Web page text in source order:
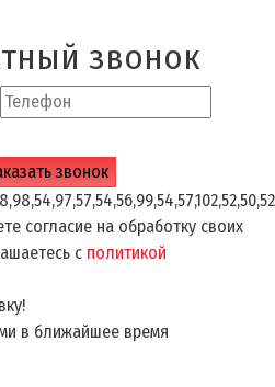
звонок
согласие на обработку своих
с политикой
в ближайшее время